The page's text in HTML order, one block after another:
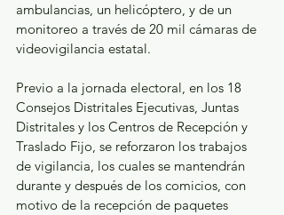
ambulancias, un helicóptero, y de un
monitoreo a través de 20 mil cámaras de
videovigilancia estatal.
Previo a la jornada electoral, en los 18
Consejos Distritales Ejecutivas, Juntas
Distritales y los Centros de Recepción y
Traslado Fijo, se reforzaron los trabajos
de vigilancia, los cuales se mantendrán
durante y después de los comicios, con
motivo de la recepción de paquetes